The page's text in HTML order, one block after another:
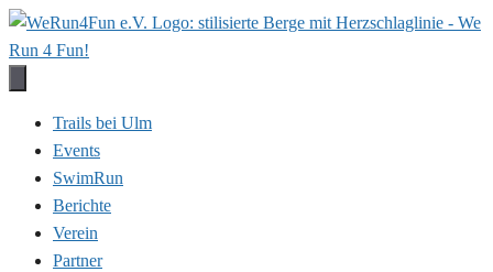
Zum
Inhalt
Trails bei Ulm
Events
SwimRun
Berichte
Verein
Partner